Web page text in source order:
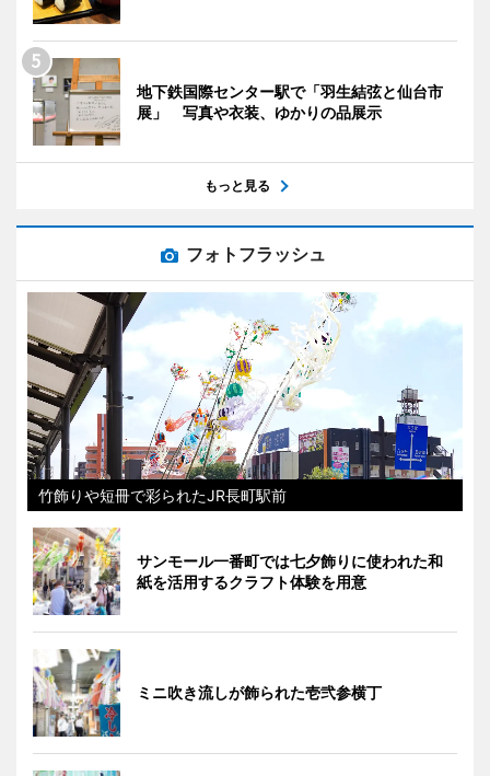
地下鉄国際センター駅で「羽生結弦と仙台市
展」 写真や衣装、ゆかりの品展示
もっと見る
フォトフラッシュ
竹飾りや短冊で彩られたJR長町駅前
サンモール一番町では七夕飾りに使われた和
紙を活用するクラフト体験を用意
ミニ吹き流しが飾られた壱弐参横丁